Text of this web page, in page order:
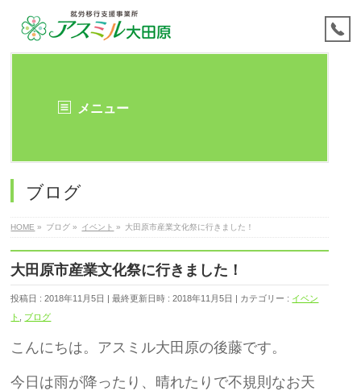
メニュー
ブログ
HOME » ブログ » イベント » 大田原市産業文化祭に行きました！
大田原市産業文化祭に行きました！
投稿日 : 2018年11月5日 最終更新日時 : 2018年11月5日 カテゴリー : イベン
ト
ブログ
こんにちは。アスミル大田原の後藤です。
今日は雨が降ったり、晴れたりで不規則なお天